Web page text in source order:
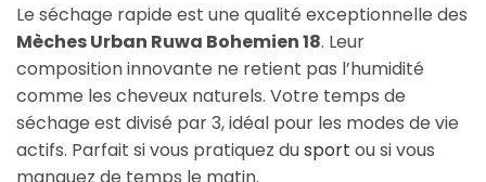
Le séchage rapide est une qualité exceptionnelle des
Mèches Urban Ruwa Bohemien 18. Leur
composition innovante ne retient pas l’humidité
comme les cheveux naturels. Votre temps de
séchage est divisé par 3, idéal pour les modes de vie
actifs. Parfait si vous pratiquez dusport ou si vous
manquez de temps le matin.